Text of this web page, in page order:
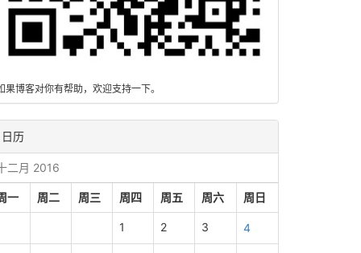
果博客对你有帮助，欢迎支持一下。
日历
二月 2016
一 周二 周三 周四 周五 周六 周日
1 2 3 4